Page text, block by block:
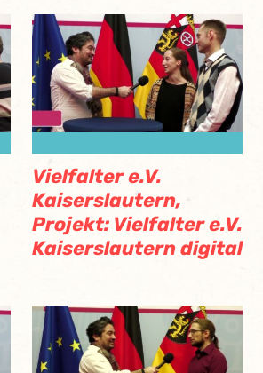
Vielfalter e.V.
Kaiserslautern,
Projekt: Vielfalter e.V.
Kaiserslautern digital